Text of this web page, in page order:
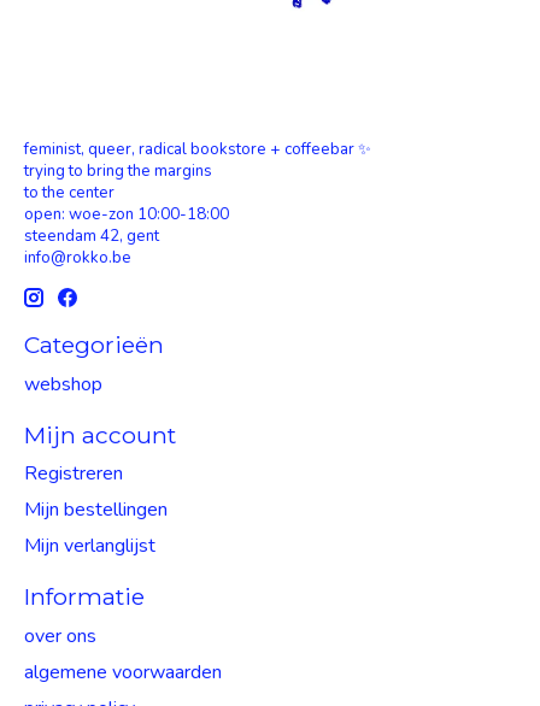
feminist, queer, radical bookstore + coffeebar ✨
trying to bring the margins
to the center
open: woe-zon 10:00-18:00
steendam 42, gent
info@rokko.be
Categorieën
webshop
Mijn account
Registreren
Mijn bestellingen
Mijn verlanglijst
Informatie
over ons
algemene voorwaarden